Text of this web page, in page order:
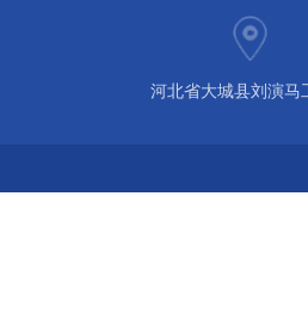
河北省大城县刘演马